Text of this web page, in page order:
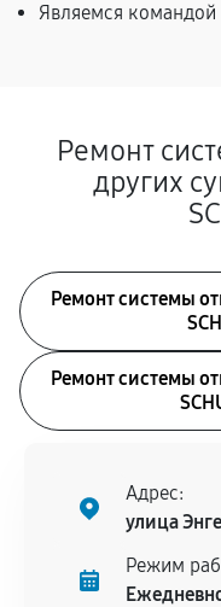
Являемся
Ремонт
других
Ремонт системы
Ремонт системы
Адрес:
улица
Режим